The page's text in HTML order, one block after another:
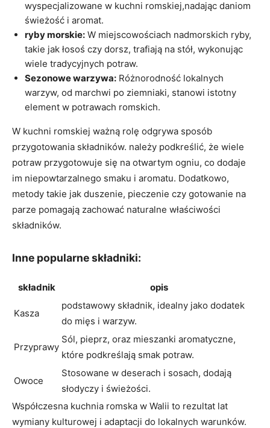
wyspecjalizowane w kuchni romskiej,nadając daniom
świeżość i aromat.
ryby morskie: W miejscowościach nadmorskich ryby,
takie jak łosoś czy dorsz, trafiają na stół, wykonując
wiele tradycyjnych potraw.
Sezonowe warzywa: Różnorodność lokalnych
warzyw, od marchwi po ziemniaki, stanowi istotny
element w potrawach romskich.
W kuchni romskiej ważną rolę odgrywa sposób
przygotowania składników. należy podkreślić, że wiele
potraw przygotowuje się na otwartym ogniu, co dodaje
im niepowtarzalnego smaku i aromatu. Dodatkowo,
metody takie jak duszenie, pieczenie czy gotowanie na
parze pomagają zachować naturalne właściwości
składników.
Inne popularne składniki:
składnik opis
Kasza
podstawowy składnik, idealny jako dodatek
do mięs i warzyw.
Przyprawy
Sól, pieprz, oraz mieszanki aromatyczne,
które podkreślają smak potraw.
Owoce
Stosowane w deserach i sosach, dodają
słodyczy i świeżości.
Współczesna kuchnia romska w Walii to rezultat lat
wymiany kulturowej i adaptacji do lokalnych warunków.